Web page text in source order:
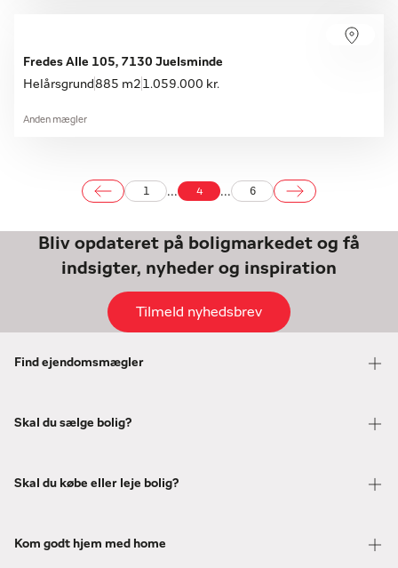
Fredes Alle 105, 7130 Juelsminde
Helårsgrund885 m2 1.059.000 kr.
Anden mægler
... 4 ... 6
Bliv opdateret på boligmarkedet og få
indsigter, nyheder og inspiration
Tilmeld nyhedsbrev
Find ejendomsmægler
Skal du sælge bolig?
Skal du købe eller leje bolig?
Kom godt hjem med home